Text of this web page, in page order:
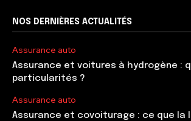
NOS DERNIÈRES ACTUALITÉS
Assurance auto
Assurance et voitures à hydrogène :
particularités ?
Assurance auto
Assurance et covoiturage : ce que la